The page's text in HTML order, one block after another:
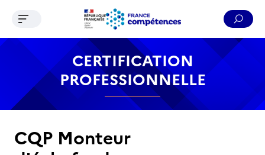
Contenu Recherche Menu Pied de page
Ouvrir le menu de navigation
CERTIFICATION
PROFESSIONNELLE
CQP Monteur